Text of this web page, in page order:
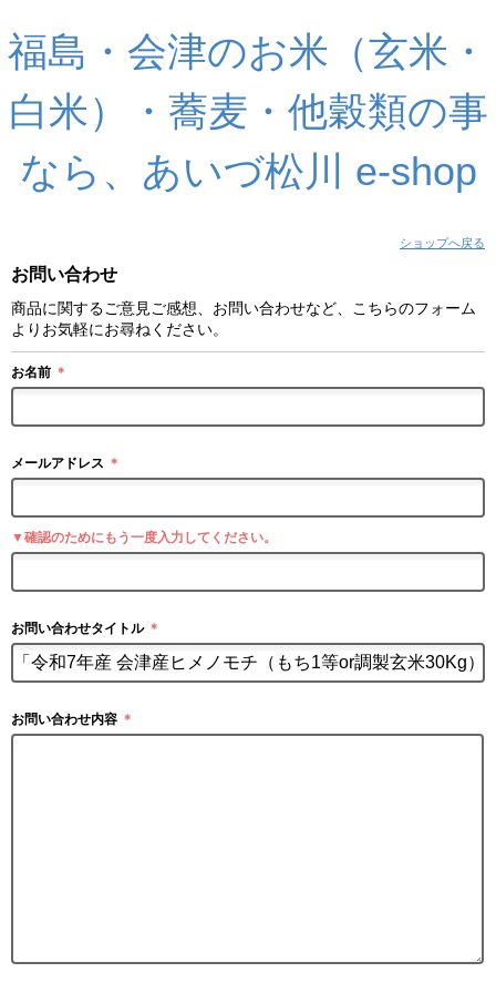
福島・会津のお米（玄米・
白米）・蕎麦・他穀類の事
なら、あいづ松川 e-shop
ショップへ戻る
お問い合わせ
商品に関するご意見ご感想、お問い合わせなど、こちらのフォーム
よりお気軽にお尋ねください。
お名前 ＊
メールアドレス ＊
▼確認のためにもう一度入力してください。
お問い合わせタイトル ＊
お問い合わせ内容 ＊